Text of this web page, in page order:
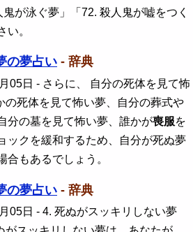
が泳ぐ夢」「72. 殺人鬼が嘘をつく
い。
の夢占い - 辞典
05日 - さらに、 自分の死体を見て怖
の死体を見て怖い夢、自分の葬式や
分の墓を見て怖い夢、誰かが喪服を
ックを緩和するため、自分が死ぬ夢
合もあるでしょう。
の夢占い - 辞典
05日 - 4. 死ぬがスッキリしない夢